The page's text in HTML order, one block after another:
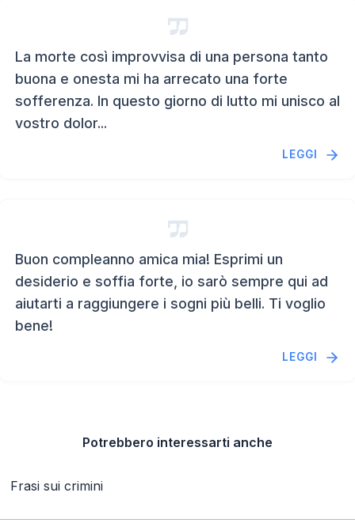
La morte così improvvisa di una persona tanto
buona e onesta mi ha arrecato una forte
sofferenza. In questo giorno di lutto mi unisco al
vostro dolor...
LEGGI
Buon compleanno amica mia! Esprimi un
desiderio e soffia forte, io sarò sempre qui ad
aiutarti a raggiungere i sogni più belli. Ti voglio
bene!
LEGGI
Potrebbero interessarti anche
Frasi sui crimini